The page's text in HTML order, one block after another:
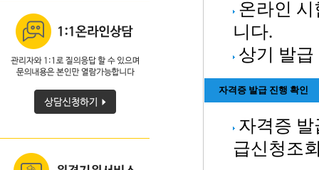
온라인
니다.
상기 발
자격증 발급 진행 확인
자격증
급신청조